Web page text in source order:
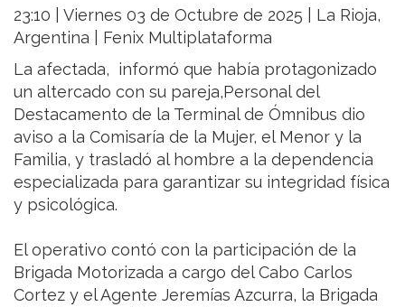
23:10 | Viernes 03 de Octubre de 2025 | La Rioja,
Argentina | Fenix Multiplataforma
La afectada, informó que había protagonizado
un altercado con su pareja,Personal del
Destacamento de la Terminal de Ómnibus dio
aviso a la Comisaría de la Mujer, el Menor y la
Familia, y trasladó al hombre a la dependencia
especializada para garantizar su integridad física
y psicológica.
El operativo contó con la participación de la
Brigada Motorizada a cargo del Cabo Carlos
Cortez y el Agente Jeremías Azcurra, la Brigada